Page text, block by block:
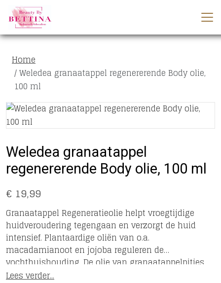
Home
Weledea granaatappel regenererende Body olie,
100 ml
Weledea granaatappel
regenererende Body olie, 100 ml
€ 19,99
Granaatappel Regeneratieolie helpt vroegtijdige
huidveroudering tegengaan en verzorgt de huid
intensief. Plantaardige oliën van o.a.
macadamianoot en jojoba reguleren de
vochthuishouding. De olie van granaatappelpitjes
zit boordevol antioxidanten die de huid
Lees verder...